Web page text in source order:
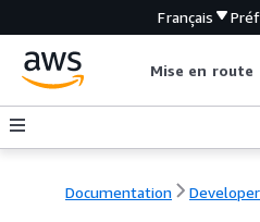
Français
Mise en route
Documentation